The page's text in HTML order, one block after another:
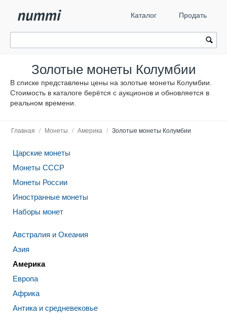
Каталог Продать
Золотые монеты Колумбии
В списке представлены цены на золотые монеты Колумбии.
Стоимость в каталоге берётся с аукционов и обновляется в
реальном времени.
Главная / Монеты / Америка / Золотые монеты Колумбии
Царские монеты
Монеты СССР
Монеты России
Иностранные монеты
Наборы монет
Австралия и Океания
Азия
Америка
Европа
Африка
Антика и средневековье